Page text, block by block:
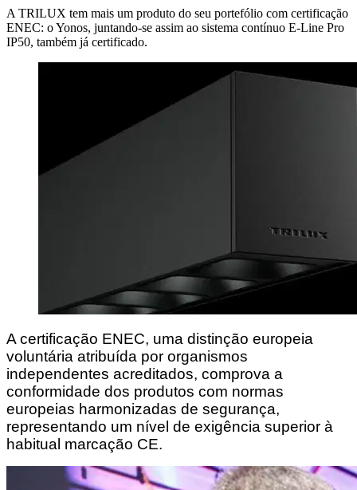
A TRILUX tem mais um produto do seu portefólio com certificação
ENEC: o Yonos, juntando-se assim ao sistema contínuo E-Line Pro
IP50, também já certificado.
A certificação ENEC, uma distinção europeia
voluntária atribuída por organismos
independentes acreditados, comprova a
conformidade dos produtos com normas
europeias harmonizadas de segurança,
representando um nível de exigência superior à
habitual marcação CE.